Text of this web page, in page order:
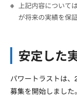
上記内容について
が将来の実績を保
安定した
パワートラストは
募集を開始しました。